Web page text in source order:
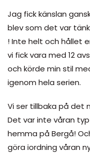
Jag fick känslan
blev som det var
! Inte helt och hållet
vi fick vara med 12
och körde min stil
igenom hela serien.
Vi ser tillbaka på det
Det var inte våran
hemma på Bergå!
göra iordning våran